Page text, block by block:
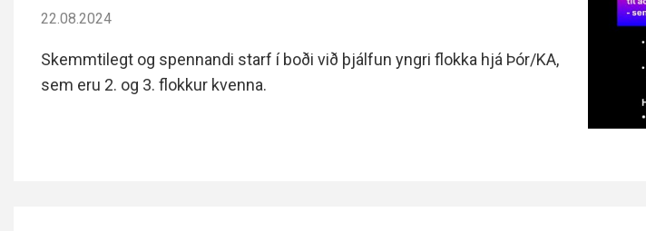
22.08.2024
Skemmtilegt og spennandi starf í boði við þjálfun yngri flokka hjá Þór/KA,
sem eru 2. og 3. flokkur kvenna.